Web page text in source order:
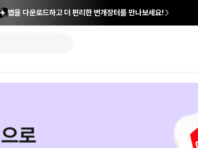
앱을 다운로드하고 더 편리한 번개장터를 만나보세요!